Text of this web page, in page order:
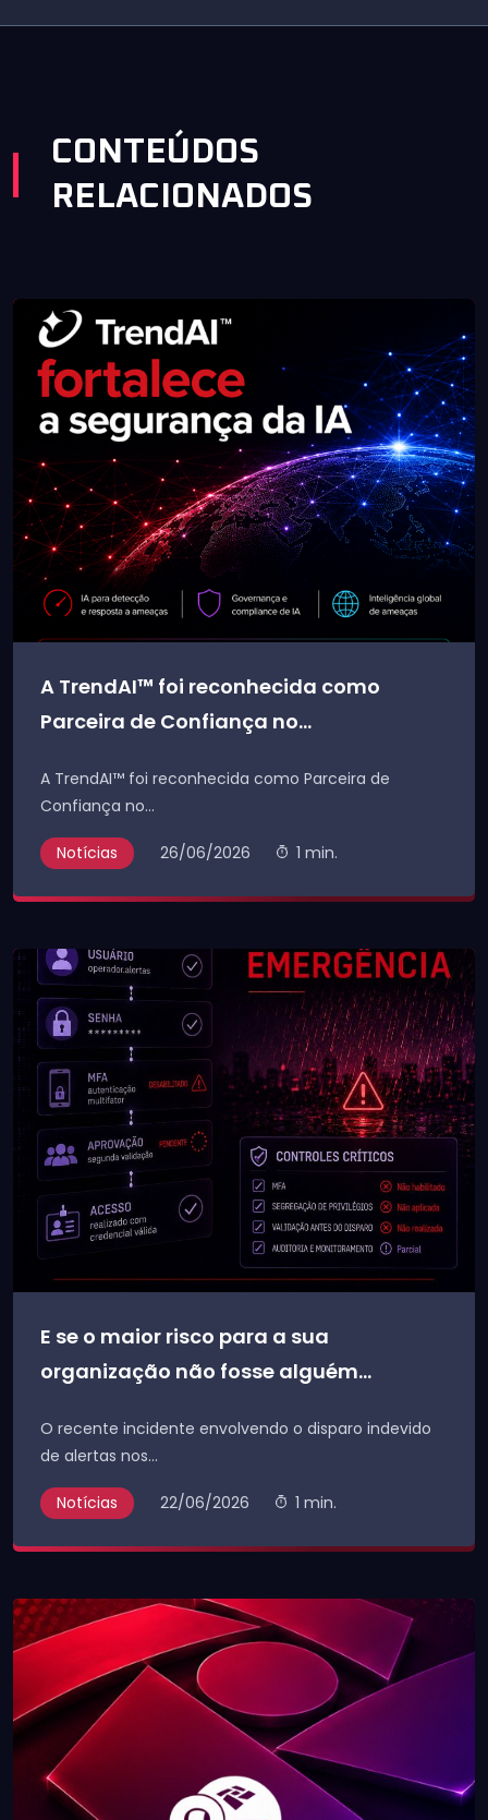
CONTEÚDOS
RELACIONADOS
A TrendAI™ foi reconhecida como
Parceira de Confiança no...
A TrendAI™ foi reconhecida como Parceira de
Confiança no...
Notícias 26/06/2026 1 min.
E se o maior risco para a sua
organização não fosse alguém...
O recente incidente envolvendo o disparo indevido
de alertas nos...
Notícias 22/06/2026 1 min.